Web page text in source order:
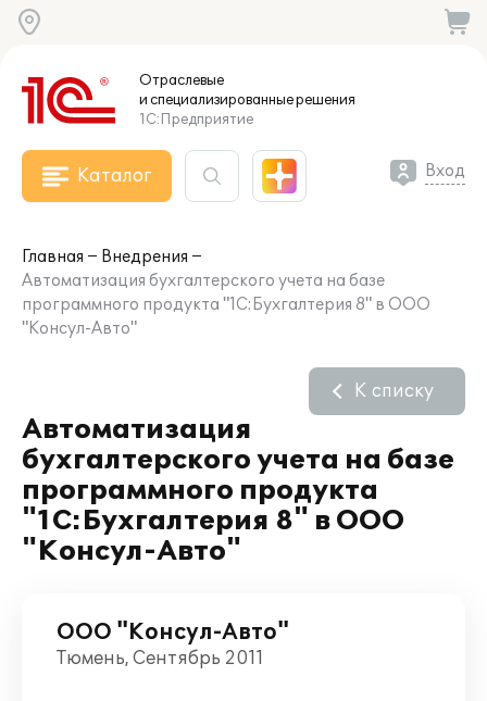
Отраслевые
и специализированныерешения
1С:Предприятие
Каталог Вход
Главная
Внедрения
Автоматизация бухгалтерского учета на базе
программного продукта "1С:Бухгалтерия 8" в ООО
"Консул-Авто"
Автоматизация
бухгалтерского учета на базе
программного продукта
"1С:Бухгалтерия 8" в ООО
"Консул-Авто"
К списку
ООО "Консул-Авто"
Тюмень, Сентябрь 2011